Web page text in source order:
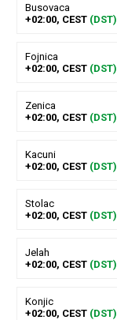
Busovaca
+02:00, CEST (DST)
Fojnica
+02:00, CEST (DST)
Zenica
+02:00, CEST (DST)
Kacuni
+02:00, CEST (DST)
Stolac
+02:00, CEST (DST)
Jelah
+02:00, CEST (DST)
Konjic
+02:00, CEST (DST)